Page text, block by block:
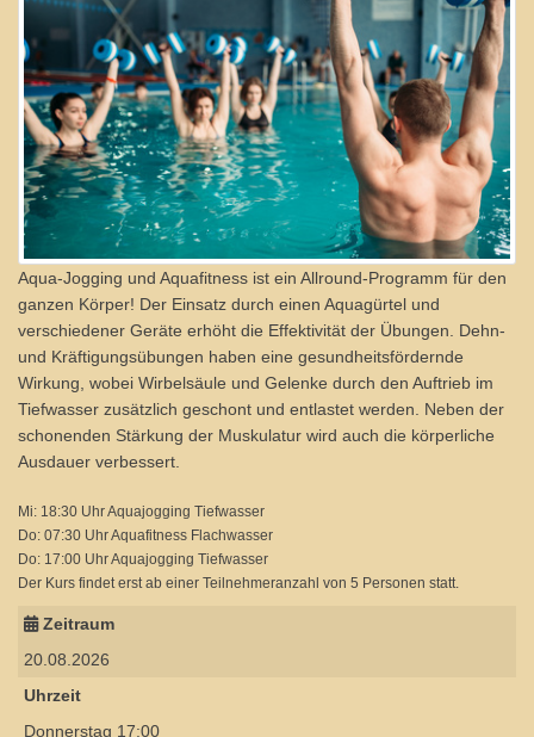
Aqua-Jogging und Aquafitness ist ein Allround-Programm für den
ganzen Körper! Der Einsatz durch einen Aquagürtel und
verschiedener Geräte erhöht die Effektivität der Übungen. Dehn-
und Kräftigungsübungen haben eine gesundheitsfördernde
Wirkung, wobei Wirbelsäule und Gelenke durch den Auftrieb im
Tiefwasser zusätzlich geschont und entlastet werden. Neben der
schonenden Stärkung der Muskulatur wird auch die körperliche
Ausdauer verbessert.
Mi: 18:30 Uhr Aquajogging Tiefwasser
Do: 07:30 Uhr Aquafitness Flachwasser
Do: 17:00 Uhr Aquajogging Tiefwasser
Der Kurs findet erst ab einer Teilnehmeranzahl von 5 Personen statt.
Zeitraum
20.08.2026
Uhrzeit
Donnerstag 17:00